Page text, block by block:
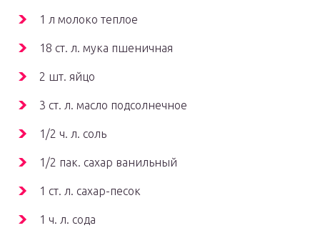
1 л молоко теплое
18 ст. л. мука пшеничная
2 шт. яйцо
3 ст. л. масло подсолнечное
1/2 ч. л. соль
1/2 пак. сахар ванильный
1 ст. л. сахар-песок
1 ч. л. сода